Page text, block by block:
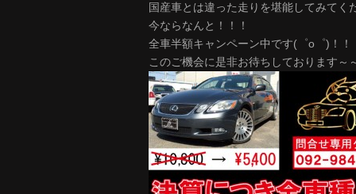
国産車とは違った走りを堪能してみてく
今ならなんと！！！
全車半額キャンペーン中です(゜o゜)！！
このご機会に是非お待ちしております～